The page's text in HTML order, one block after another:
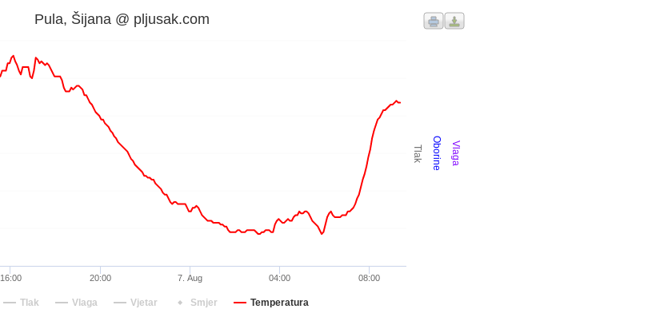
Tlak Oborine Vlaga
Pula, Šijana @ pljusak.com
Tlak Vlaga Vjetar Smjer Temperatura
7. Aug
16:00 20:00 04:00 08:00